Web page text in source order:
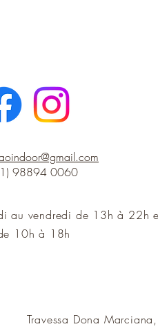
98894 0060
au vendredi de 13h à 22h
10h à 18h
Travessa Dona